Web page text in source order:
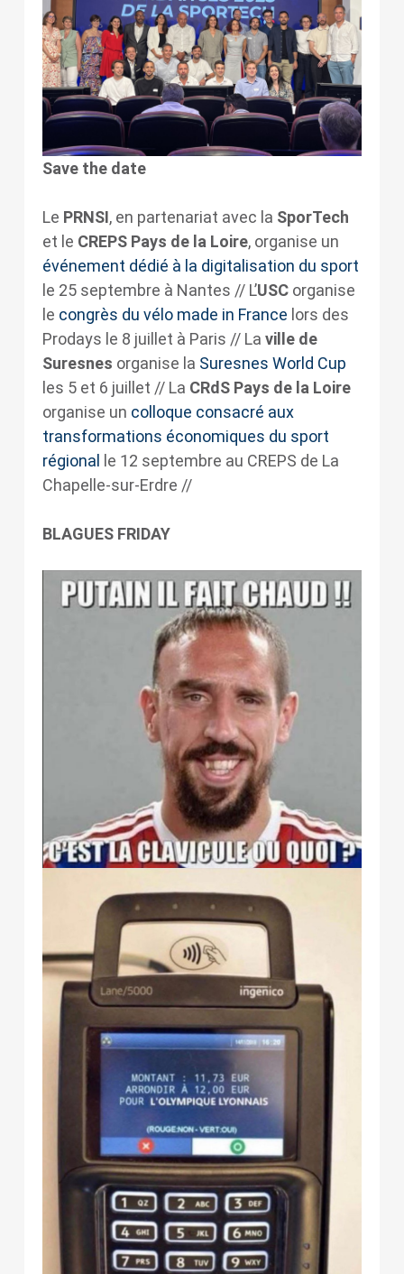
Save the date
Le PRNSI, en partenariat avec la SporTech
et le CREPS Pays de la Loire, organise un
événement dédié à la digitalisation du sport
le 25 septembre à Nantes // L’USCorganise
le congrès du vélo made in France lors des
Prodays le 8 juillet à Paris // La ville de
Suresnes organise la Suresnes World Cup
les 5 et 6 juillet // La CRdS Pays de la Loire
organise un colloque consacré aux
transformations économiques du sport
régional
le 12 septembre au CREPS de La
Chapelle-sur-Erdre //
BLAGUES FRIDAY